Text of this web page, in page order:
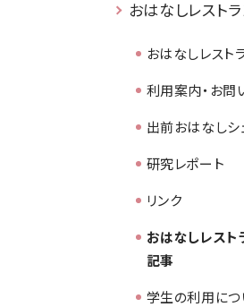
おはなしレスト
おはなしレスト
利用案内・お問
出前おはなしシ
研究レポート
リンク
おはなしレスト
記事
学生の利用につ